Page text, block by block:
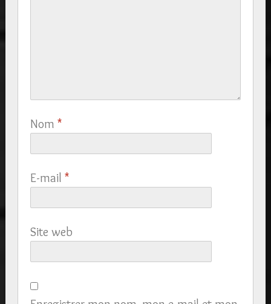
Nom *
E-mail *
Site web